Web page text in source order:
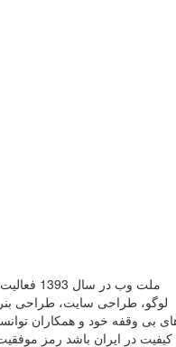
ملت وب
لوگو، طراحی سایت، طراحی
بی وقفه خود و همکاران
کیفیت در ایران باشد رمز